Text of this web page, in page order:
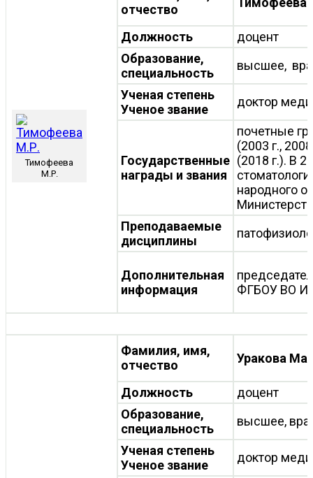
Тимофеева
М.Р.
отчество
Должность
доцент
Образование,
специальность
высшее,
Ученая степень
Ученое звание
доктор
Государственные
награды и звания
почетные
(2003 г.,
(2018 г.). В
народного
Преподаваемые
дисциплины
Дополнительная
информация
ФГБОУ ВО
Фамилия, имя,
отчество
Уракова
Должность
доцент
Образование,
специальность
высшее,
Ученая степень
Ученое звание
доктор